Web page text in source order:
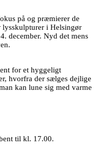
på og præmierer de
lysskulpturer i Helsingør
december. Nyd det mens
for et hyggeligt
hvorfra der sælges dejlige
kan lune sig med varme
til kl. 17.00.